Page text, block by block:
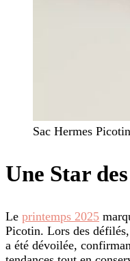
Sac Hermes
Une Star
Le printemps 2025
Picotin. Lors des
a été dévoilée,